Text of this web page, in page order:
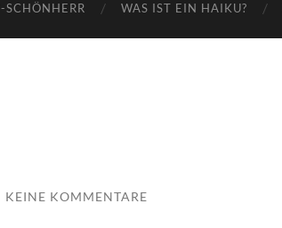
SCHÖNHERR WAS IST EIN HAIKU?
KEINE KOMMENTARE